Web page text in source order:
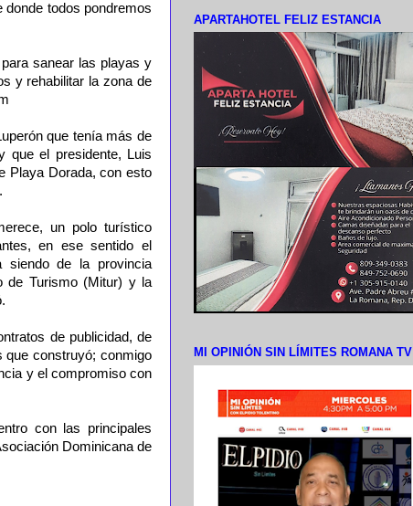
todos pondremos
sanear las playas y
y rehabilitar la zona de
que tenía más de
que el presidente, Luis
Playa Dorada, con esto
un polo turístico
en ese sentido el
siendo de la provincia
de Turismo (Mitur) y la
de publicidad, de
que construyó; conmigo
y el compromiso con
con las principales
Dominicana de
APARTAHOTEL FELIZ ESTANCIA
MI OPINIÓN SIN LÍMITES ROMANA TV